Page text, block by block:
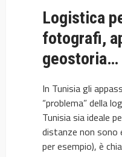
Logistica
fotografi,
geostoria…
In Tunisia gli
“problema” della
Tunisia sia ideale
distanze non sono
per esempio), è